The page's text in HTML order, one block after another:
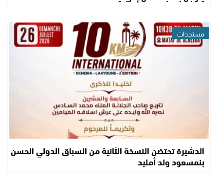
مستجدات
الدشيرة تحتضن النسخة الثانية من السباق الدولي الحسن
بنمسعود ولد أمليد